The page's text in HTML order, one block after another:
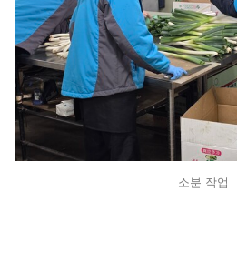
소분 작업